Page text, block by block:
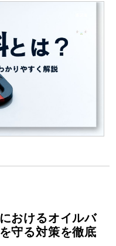
おけるオイルバ
守る対策を徹底